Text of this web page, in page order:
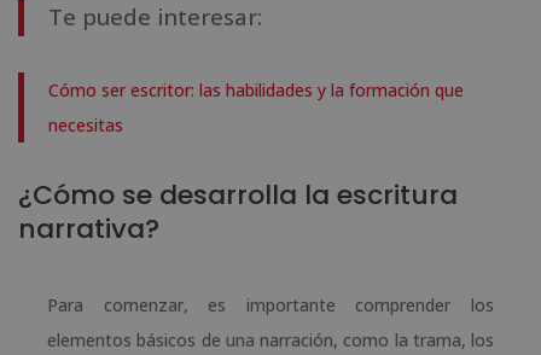
Te puede interesar:
Cómo ser escritor: las habilidades y la formación que
necesitas
¿Cómo se desarrolla la escritura
narrativa?
Para comenzar, es importante comprender los
elementos básicos de una narración, como la trama, los